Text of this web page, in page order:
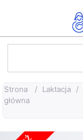
Strona
główna
/ Laktacja /